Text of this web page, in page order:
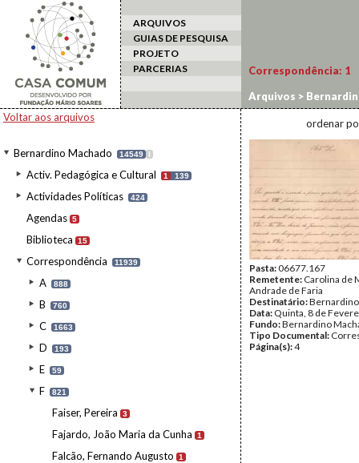
ARQUIVOS
GUIAS DE PESQUISA
PROJETO
PARCERIAS
Voltar aos arquivos
Bernardino Machado 14549 I
Activ. Pedagógica e Cultural 1 139
Actividades Políticas 424
Agendas 5
Biblioteca 15
Correspondência 11939
A 888
B 760
C 1663
D 193
E 59
F 821
Faiser, Pereira 3
Fajardo, João Maria da Cunha 1
Falcão, Fernando Augusto 1
Correspondência: 1
Arquivos >
ordenar
Pasta:06677.167
Remetente: Carolina de
Andrade de Faria
Destinatário:
Data: Quinta, 8 de
Fundo:Bernardino
Tipo Documental:
Página(s):4